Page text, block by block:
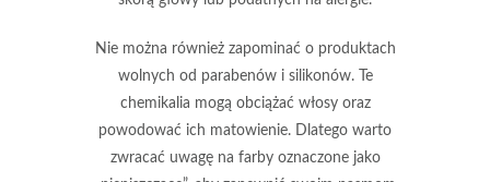
Nie można również zapominać o produktach
wolnych od parabenów i silikonów. Te
chemikalia mogą obciążać włosy oraz
powodować ich matowienie. Dlatego warto
zwracać uwagę na farby oznaczone jako